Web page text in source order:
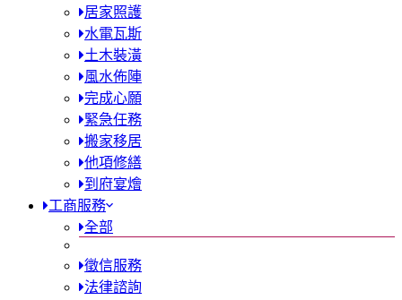
居家照護
水電瓦斯
土木裝潢
風水佈陣
完成心願
緊急任務
搬家移居
他項修繕
到府宴燴
工商服務
全部
徵信服務
法律諮詢